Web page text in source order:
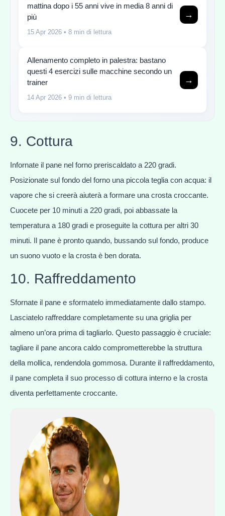
mattina dopo i 55 anni vive in media 8 anni di
più
15 Apr 2026 • 8 min di lettura
→
Allenamento completo in palestra: bastano
questi 4 esercizi sulle macchine secondo un
trainer
14 Apr 2026 • 9 min di lettura
→
9. Cottura
Infornate il pane nel forno preriscaldato a 220 gradi.
Posizionate sul fondo del forno una piccola teglia con acqua: il
vapore che si creerà aiuterà a formare una crosta croccante.
Cuocete per 10 minuti a 220 gradi, poi abbassate la
temperatura a 180 gradi e proseguite la cottura per altri 30
minuti. Il pane è pronto quando, bussando sul fondo, produce
un suono vuoto e la crosta è ben dorata.
10. Raffreddamento
Sfornate il pane e sformatelo immediatamente dallo stampo.
Lasciatelo raffreddare completamente su una griglia per
almeno un’ora prima di tagliarlo. Questo passaggio è cruciale:
tagliare il pane ancora caldo comprometterebbe la struttura
della mollica, rendendola gommosa. Durante il raffreddamento,
il pane completa il suo processo di cottura interno e la crosta
diventa perfettamente croccante.